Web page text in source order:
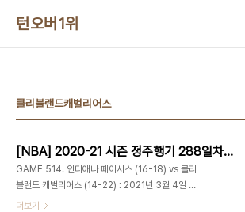
턴오버1위
클리블랜드캐벌리어스
[NBA] 2020-21 시즌 정주행기 288일차 (2021.10.06)
GAME 514. 인디애나 페이서스 (16-18) vs 클리
블랜드 캐벌리어스 (14-22) : 2021년 3월 4일 경
기. 로켓 모기지 필드하우스 - 딘 웨이드의 백투백 3
더보기